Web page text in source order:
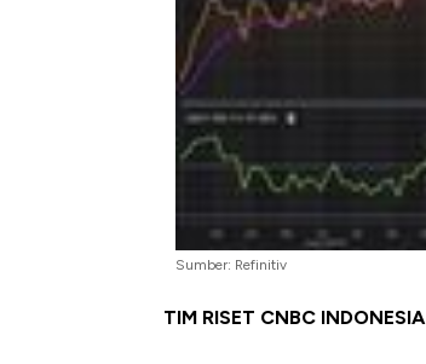
Sumber: Refinitiv
TIM RISET CNBC INDONESIA